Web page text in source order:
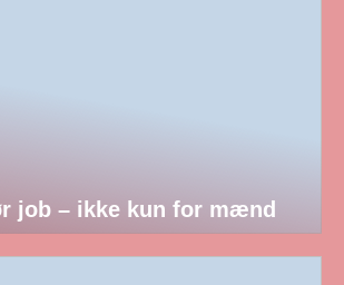
job – ikke kun for mænd